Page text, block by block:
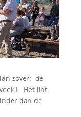
zover: de
! Het lint
dan de